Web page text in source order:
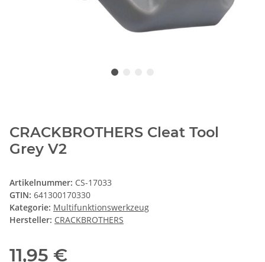
CRACKBROTHERS Cleat Tool
Grey V2
Artikelnummer: CS-17033
GTIN: 641300170330
Kategorie: Multifunktionswerkzeug
Hersteller: CRACKBROTHERS
11,95 €